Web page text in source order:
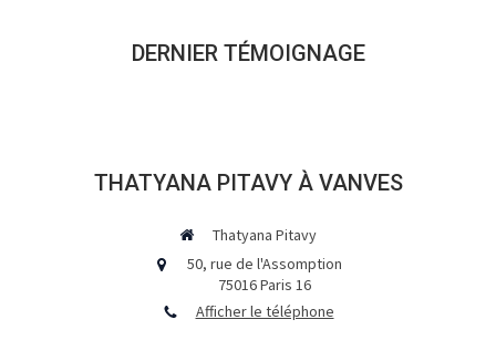
DERNIER TÉMOIGNAGE
THATYANA PITAVY À VANVES
Thatyana Pitavy
50, rue de l'Assomption
75016Paris 16
Afficher le téléphone